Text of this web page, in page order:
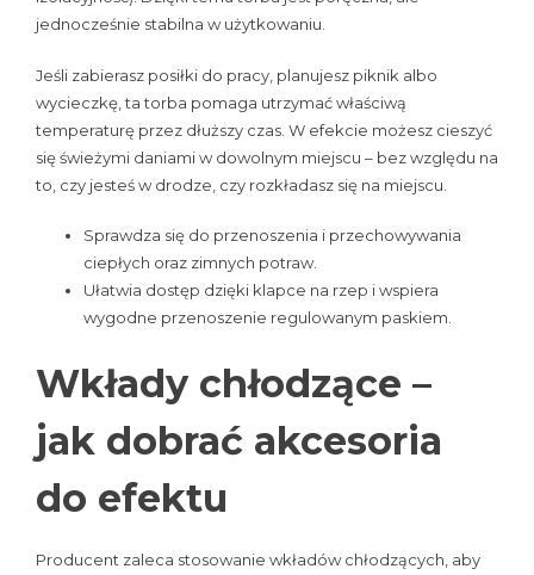
jednocześnie stabilna w użytkowaniu.
Jeśli zabierasz posiłki do pracy, planujesz piknik albo
wycieczkę, ta torba pomaga utrzymać właściwą
temperaturę przez dłuższy czas. W efekcie możesz cieszyć
się świeżymi daniami w dowolnym miejscu – bez względu na
to, czy jesteś w drodze, czy rozkładasz się na miejscu.
Sprawdza się do przenoszenia i przechowywania
ciepłych oraz zimnych potraw.
Ułatwia dostęp dzięki klapce na rzep i wspiera
wygodne przenoszenie regulowanym paskiem.
Wkłady chłodzące –
jak dobrać akcesoria
do efektu
Producent zaleca stosowanie wkładów chłodzących, aby